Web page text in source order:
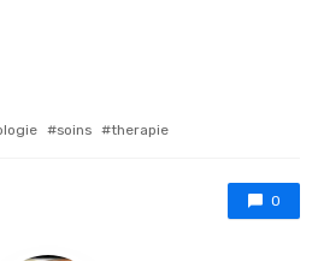
soins therapie
0